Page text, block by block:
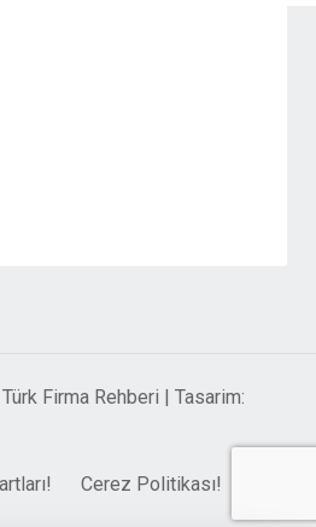
Firma Rehberi | Tasarim:
Cerez Politikası!